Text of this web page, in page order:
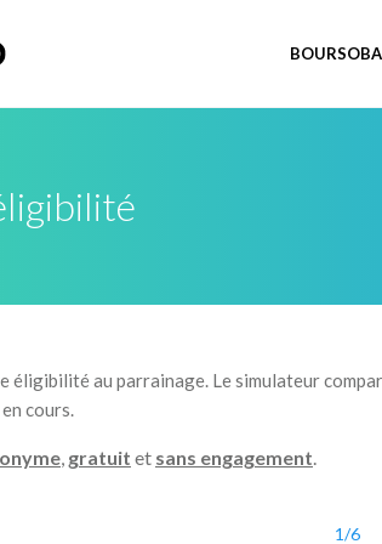
éligibilité au parrainage. Le simulateur
cours.
gratuit et sans engagement
1/6